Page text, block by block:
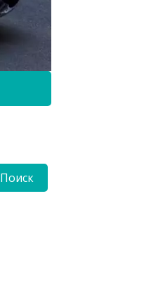
Поиск